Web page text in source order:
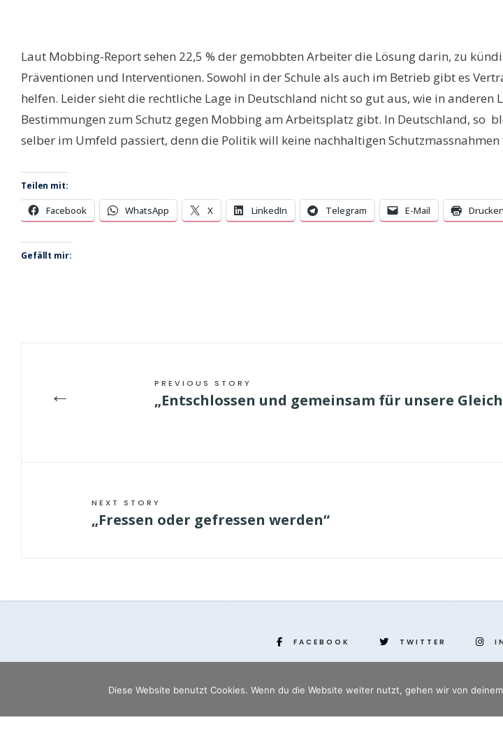
Laut Mobbing-Report sehen 22,5 % der gemobbten Arbeiter die Lösung darin, zu
Präventionen und Interventionen. Sowohl in der Schule als auch im Betrieb gibt es
helfen. Leider sieht die rechtliche Lage in Deutschland nicht so gut aus, wie in anderen
Bestimmungen zum Schutz gegen Mobbing am Arbeitsplatz gibt. In Deutschland, so
selber im Umfeld passiert, denn die Politik will keine nachhaltigen Schutzmassnahmen
Teilen mit:
Facebook WhatsApp X LinkedIn Telegram E-Mail Drucken
Gefällt mir:
← PREVIOUS STORY
„Entschlossen und gemeinsam für unsere
NEXT STORY
„Fressen oder gefressen werden“
FACEBOOK TWITTER
Diese Website benutzt Cookies. Wenn du die Website weiter nutzt, gehen wir von